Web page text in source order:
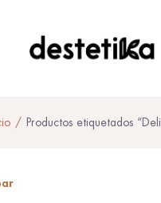
Productos etiquetados